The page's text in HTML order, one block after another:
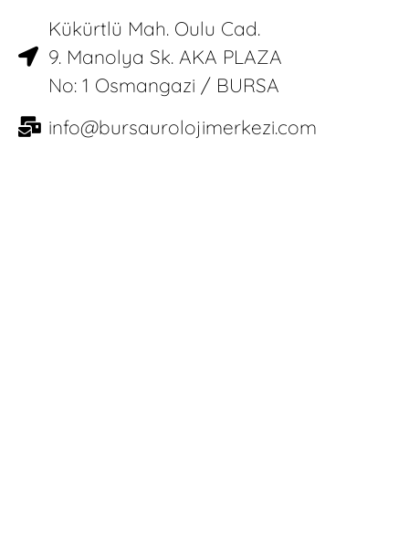
Kükürtlü Mah. Oulu Cad.
9. Manolya Sk. AKA PLAZA
No: 1 Osmangazi / BURSA
info@bursaurolojimerkezi.com